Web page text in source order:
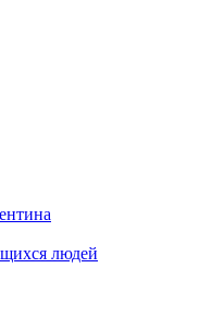
людей